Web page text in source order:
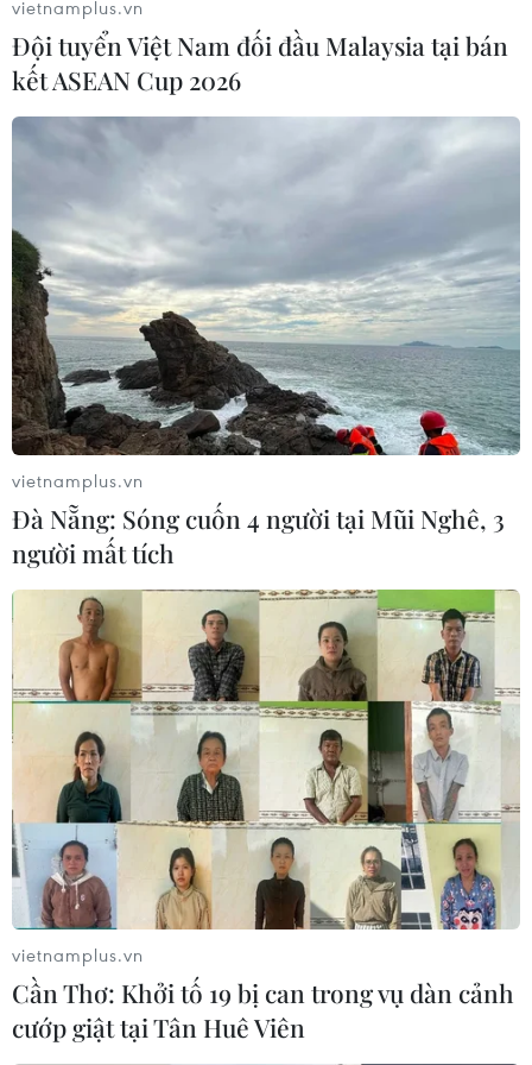
vietnamplus.vn
Đội tuyển Việt Nam đối đầu Malaysia tại bán
kết ASEAN Cup 2026
vietnamplus.vn
Đà Nẵng: Sóng cuốn 4 người tại Mũi Nghê, 3
người mất tích
vietnamplus.vn
Cần Thơ: Khởi tố 19 bị can trong vụ dàn cảnh
cướp giật tại Tân Huê Viên